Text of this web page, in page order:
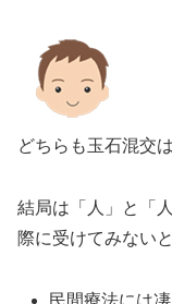
どちらも玉石混交は
結局は「人」と「
際に受けてみない
民間療法には